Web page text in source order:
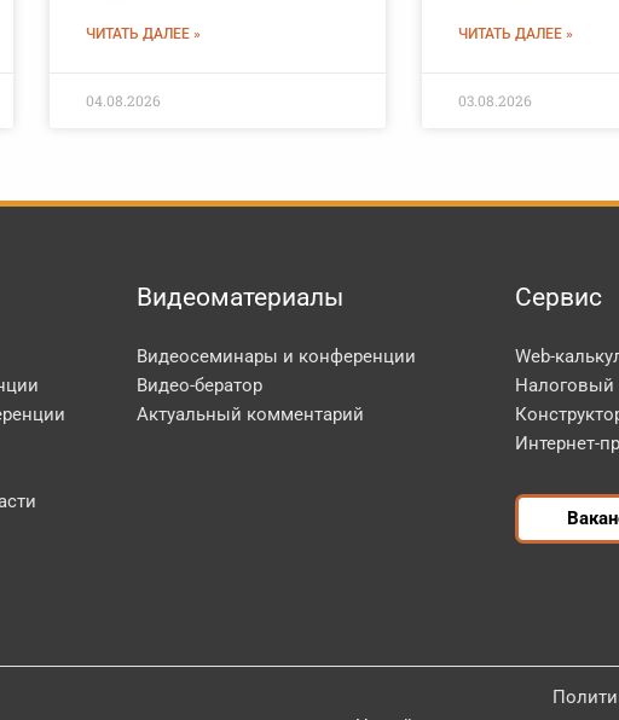
ЧИТАТЬ ДАЛЕЕ »
04.08.2026
ЧИТАТЬ ДАЛЕЕ »
03.08.2026
Видеоматериалы
Видеосеминары и конференции
Видео-бератор
Актуальный комментарий
Сервис
Web-
Налоговый
Интернет-